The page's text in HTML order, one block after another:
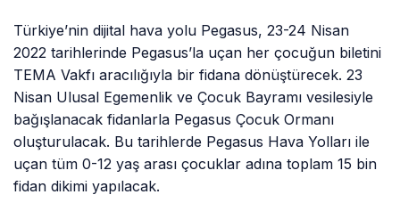
Türkiye’nin dijital hava yolu Pegasus, 23-24 Nisan
2022 tarihlerinde Pegasus’la uçan her çocuğun biletini
TEMA Vakfı aracılığıyla bir fidana dönüştürecek. 23
Nisan Ulusal Egemenlik ve Çocuk Bayramı vesilesiyle
bağışlanacak fidanlarla Pegasus Çocuk Ormanı
oluşturulacak. Bu tarihlerde Pegasus Hava Yolları ile
uçan tüm 0-12 yaş arası çocuklar adına toplam 15 bin
fidan dikimi yapılacak.